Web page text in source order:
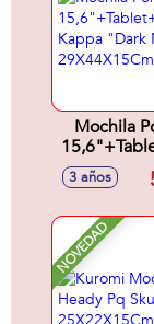
Mochila
Kappa
3 años
NOVEDAD